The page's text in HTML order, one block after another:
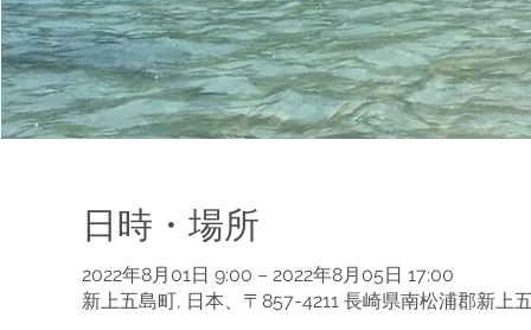
日時・場所
2022年8月01日 9:00 – 2022年8月05日 17:00
新上五島町, 日本、〒857-4211 長崎県南松浦郡新上